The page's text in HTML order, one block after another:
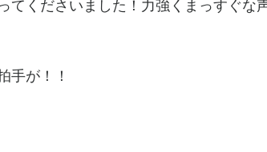
てくださいました！力強くまっすぐな
手が！！